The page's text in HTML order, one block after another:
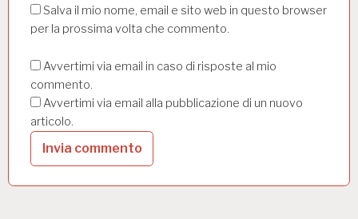
Salva il mio nome, email e sito web in questo browser
per la prossima volta che commento.
Avvertimi via email in caso di risposte al mio
commento.
Avvertimi via email alla pubblicazione di un nuovo
articolo.